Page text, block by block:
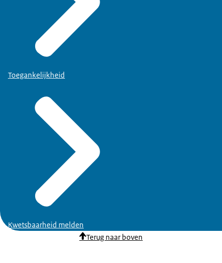
Toegankelijkheid
Kwetsbaarheid melden
Terug naar boven